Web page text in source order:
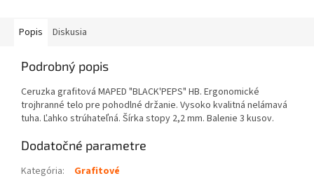
Popis Diskusia
Podrobný popis
Ceruzka grafitová MAPED "BLACK'PEPS" HB. Ergonomické
trojhranné telo pre pohodlné držanie. Vysoko kvalitná nelámavá
tuha. Ľahko strúhateľná. Šírka stopy 2,2 mm. Balenie 3 kusov.
Dodatočné parametre
Kategória:
Grafitové